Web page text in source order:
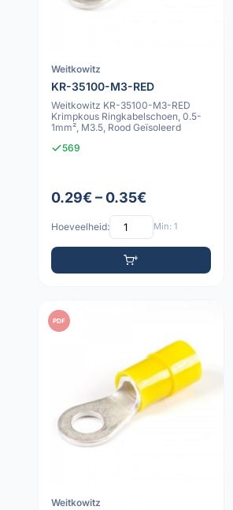
Weitkowitz
KR-35100-M3-RED
Weitkowitz KR-35100-M3-RED
Krimpkous Ringkabelschoen, 0.5-
1mm², M3.5, Rood Geïsoleerd
569
0.29€ – 0.35€
Hoeveelheid: Min: 1
PDF
Weitkowitz